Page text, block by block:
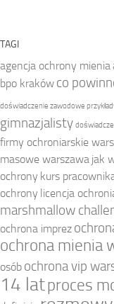
TAGI
agencja ochrony mienia
bpo kraków co
doświadczenie zawodowe
gimnazjalisty
firmy ochroniarskie
masowe warszawa jak
ochrony kurs
ochrony licencja
marshmallow
ochrona imprez
ochrona mienia
osób ochrona vip
14 latproces